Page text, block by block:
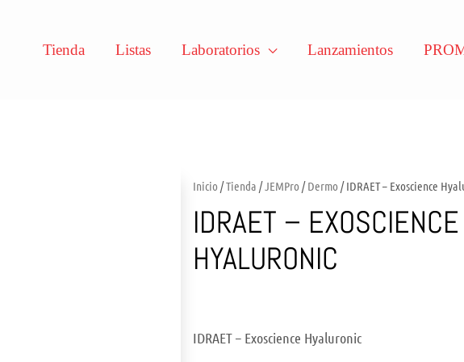
Tienda Listas Laboratorios Lanzamientos
Inicio /Tienda /JEMPro /Dermo / IDRAET – Exoscience
IDRAET – EXOSCIENCE
HYALURONIC
IDRAET – Exoscience Hyaluronic